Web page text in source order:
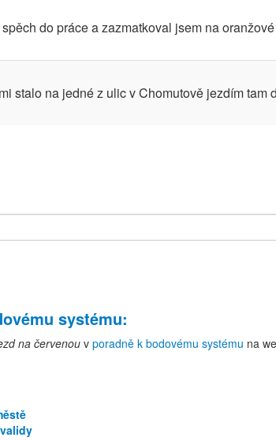
do práce a zazmatkoval jsem na
stalo na jedné z ulic v Chomutově jezdím
systému:
na červenou v poradně k bodovému systému na